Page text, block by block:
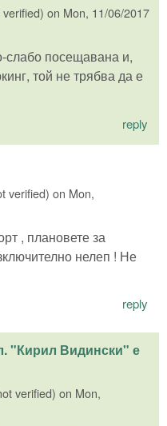
on Mon, 11/06/2017
слабо посещавана и,
той не трябва да е
reply
verified) on Mon,
, плановете за
нелеп ! Не
reply
"Кирил Видински" е
verified) on Mon,